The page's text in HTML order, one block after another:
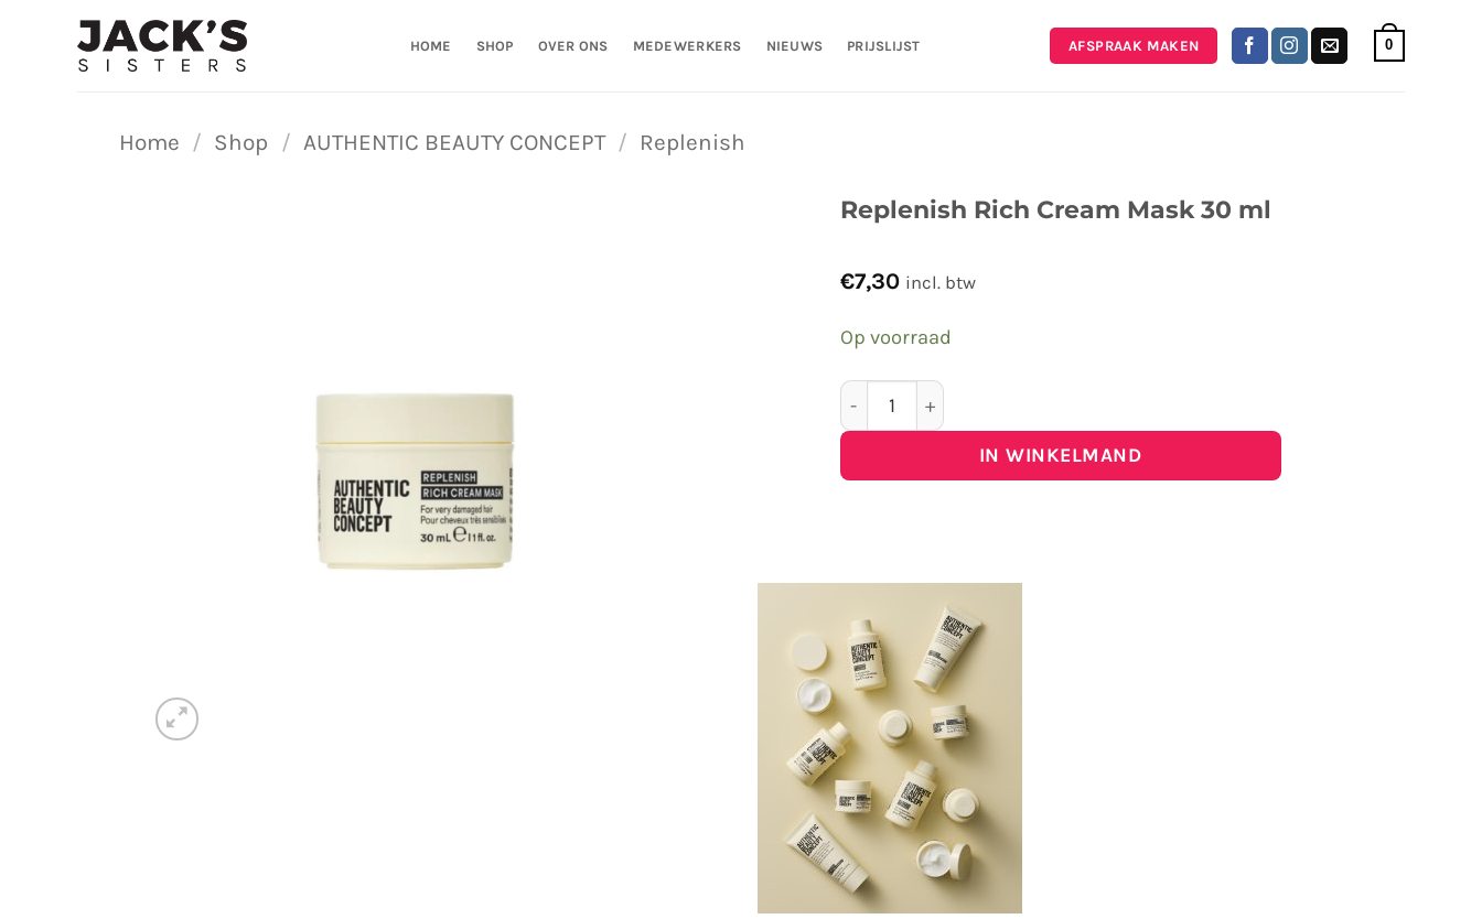
HOME SHOP OVER ONS MEDEWERKERS NIEUWS PRIJSLIJST AFSPRAAK MAKEN 0
Home / Shop / AUTHENTIC BEAUTY CONCEPT / Replenish
Replenish Rich Cream Mask 30 ml
€7,30 incl. btw
Op voorraad
Replenish Rich Cream Mask 30 ml aantal
IN WINKELMAND